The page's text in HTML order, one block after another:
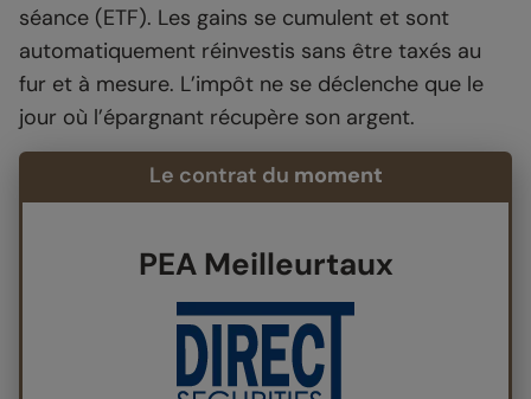
séance (ETF). Les gains se cumulent et sont
automatiquement réinvestis sans être taxés au
fur et à mesure. L’impôt ne se déclenche que le
jour où l’épargnant récupère son argent.
Le contrat du moment
PEA Meilleurtaux